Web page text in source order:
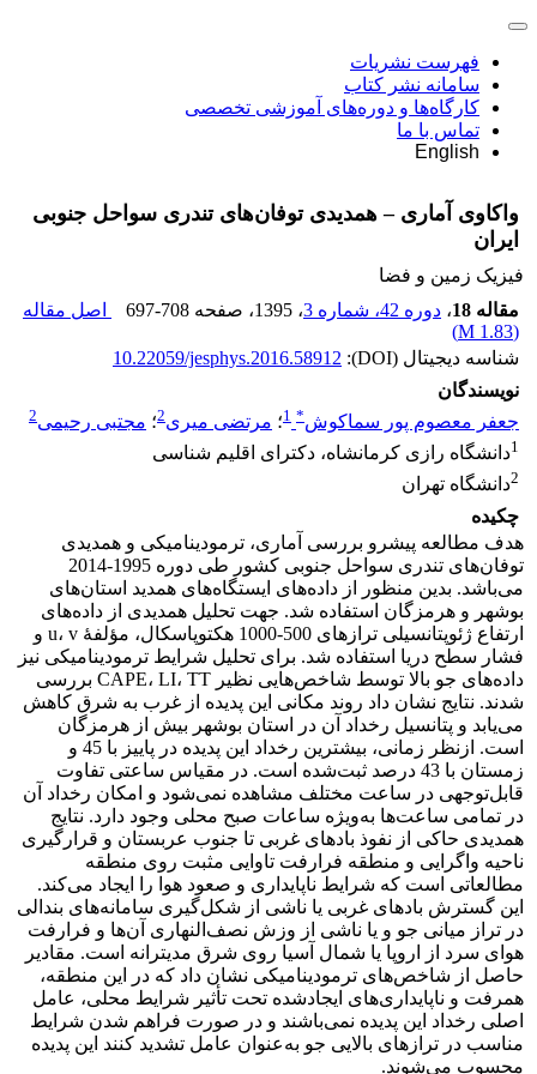
فهرست نشریات
سامانه نشر کتاب
کارگاه‌ها و دوره‌های آموزشی تخصصی
تماس با ما
English
واکاوی آماری – همدیدی توفان‌های تندری سواحل جنوبی
ایران
فیزیک زمین و فضا
مقاله 18
، دوره 42، شماره 3 ، 1395 ، صفحه 697-708
اصل مقاله
(
1.83 M
)
شناسه دیجیتال (DOI):
10.22059/jesphys.2016.58912
نویسندگان
جعفر معصوم پور سماکوش*
1؛ مرتضی میری2؛ مجتبی رحیمی2
1دانشگاه رازی کرمانشاه، دکترای اقلیم شناسی
2دانشگاه تهران
چکیده
هدف مطالعه پیشرو بررسی آماری، ترمودینامیکی و همدیدی
توفان‌های تندری سواحل جنوبی کشور طی دوره 1995-2014
می‌باشد. بدین منظور از داده‌های ایستگاه‌های همدید استان‌های
بوشهر و هرمزگان استفاده شد. جهت تحلیل همدیدی از داده‌های
ارتفاع ژئوپتانسیلی ترازهای 500-1000 هکتوپاسکال، مؤلفۀ u، v و
فشار سطح دریا استفاده شد. برای تحلیل شرایط ترمودینامیکی نیز
داده‌های جو بالا توسط شاخص‌هایی نظیر CAPE، LI، TT بررسی
شدند. نتایج نشان داد روند مکانی این پدیده از غرب به شرق کاهش
می‌یابد و پتانسیل رخداد آن در استان بوشهر بیش از هرمزگان
است. ازنظر زمانی، بیشترین رخداد این پدیده در پاییز با 45 و
زمستان با 43 درصد ثبت‌شده است. در مقیاس ساعتی تفاوت
قابل‌توجهی در ساعت مختلف مشاهده نمی‌شود و امکان رخداد آن
در تمامی ساعت‌ها به‌ویژه ساعات صبح محلی وجود دارد. نتایج
همدیدی حاکی از نفوذ بادهای غربی تا جنوب عربستان و قرارگیری
ناحیه واگرایی و منطقه فرارفت تاوایی مثبت روی منطقه
مطالعاتی است که شرایط ناپایداری و صعود هوا را ایجاد می‌کند.
این گسترش بادهای غربی یا ناشی از شکل‌گیری سامانه‌های بندالی
در تراز میانی جو و یا ناشی از وزش نصف‌النهاری آن‌ها و فرارفت
هوای سرد از اروپا یا شمال آسیا روی شرق مدیترانه است. مقادیر
حاصل از شاخص‌های ترمودینامیکی نشان داد که در این منطقه،
همرفت و ناپایداری‌های ایجادشده تحت تأثیر شرایط محلی، عامل
اصلی رخداد این پدیده نمی‌باشند و در صورت فراهم شدن شرایط
مناسب در ترازهای بالایی جو به‌عنوان عامل تشدید کنند این پدیده
محسوب می‌شوند.